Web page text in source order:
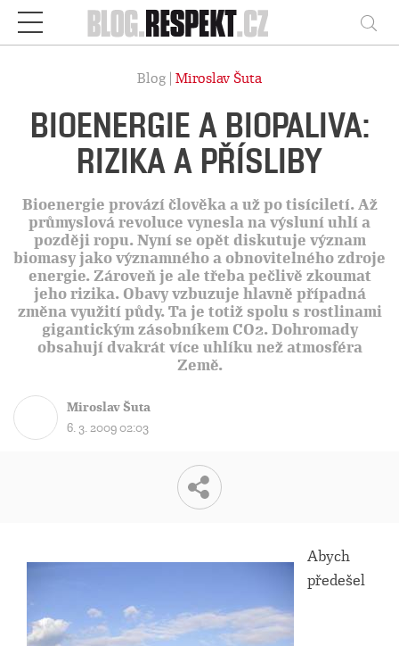
Respekt
Blog | Miroslav Šuta
BIOENERGIE A BIOPALIVA:
RIZIKA A PŘÍSLIBY
Bioenergie provází člověka a už po tisíciletí. Až
průmyslová revoluce vynesla na výsluní uhlí a
později ropu. Nyní se opět diskutuje význam
biomasy jako významného a obnovitelného zdroje
energie. Zároveň je ale třeba pečlivě zkoumat
jeho rizika. Obavy vzbuzuje hlavně případná
změna využití půdy. Ta je totiž spolu s rostlinami
gigantickým zásobníkem CO2. Dohromady
obsahují dvakrát více uhlíku než atmosféra
Země.
Miroslav Šuta
6. 3. 2009 02:03
Abych
předešel